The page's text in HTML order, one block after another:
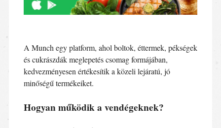
A Munch egy platform, ahol boltok, éttermek, pékségek
és cukrászdák meglepetés csomag formájában,
kedvezményesen értékesítik a közeli lejáratú, jó
minőségű termékeiket.
Hogyan működik a vendégeknek?